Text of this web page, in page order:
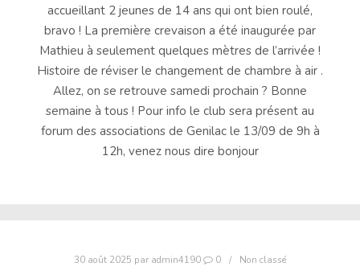
accueillant 2 jeunes de 14 ans qui ont bien roulé,
bravo ! La première crevaison a été inaugurée par
Mathieu à seulement quelques mètres de l’arrivée !
Histoire de réviser le changement de chambre à air .
Allez, on se retrouve samedi prochain ? Bonne
semaine à tous ! Pour info le club sera présent au
forum des associations de Genilac le 13/09 de 9h à
12h, venez nous dire bonjour
30 août 2025 par admin4190 0 Non classé